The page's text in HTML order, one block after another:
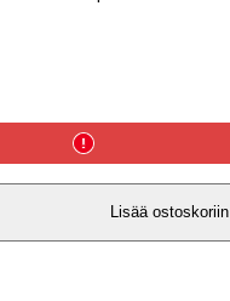
Lisää ostoskoriin